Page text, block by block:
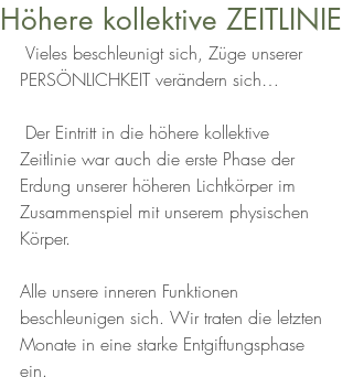
Höhere kollektive ZEITLINIE
PERSÖNLICHKEIT verändern sich…
Der Eintritt in die höhere kollektive
Zeitlinie war auch die erste Phase der
Erdung unserer höheren Lichtkörper im
Zusammenspiel mit unserem physischen
Körper.
Alle unsere inneren Funktionen
beschleunigen sich. Wir traten die letzten
Monate in eine starke Entgiftungsphase
ein.